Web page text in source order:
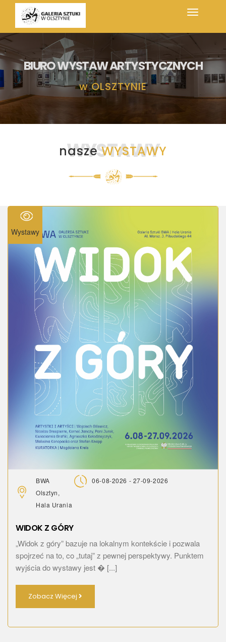
BIURO WYSTAW ARTYSTYCZNYCH
w OLSZTYNIE
WYSTAWY
naszeWYSTAWY
Wystawy
BWA
Olsztyn,
Hala Urania
06-08-2026 - 27-09-2026
WIDOK Z GÓRY
„Widok z góry” bazuje na lokalnym kontekście i pozwala
spojrzeć na to, co „tutaj” z pewnej perspektywy. Punktem
wyjścia do wystawy jest � [...]
Zobacz Więcej